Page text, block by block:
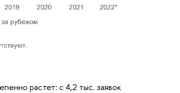
растет: с 4,2 тыс. заявок